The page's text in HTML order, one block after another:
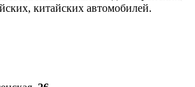
китайских автомобилей.